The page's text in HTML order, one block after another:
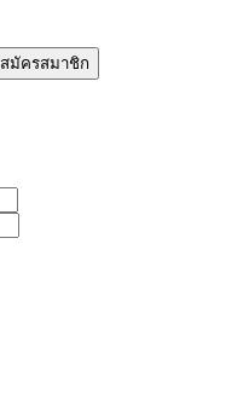
สมัครสมาชิก